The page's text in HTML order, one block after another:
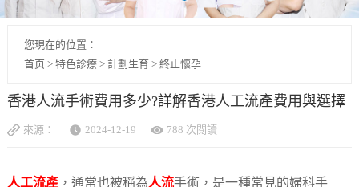
您現在的位置：
首页 > 特色診療> 計劃生育> 終止懷孕
香港人流手術費用多少?詳解香港人工流產費用與選擇
來源： 2024-12-19 788 次閱讀
人工流產，通常也被稱為人流手術，是一種常見的婦科手